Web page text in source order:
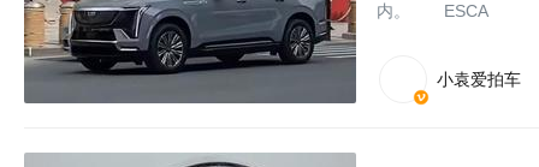
内。 ESCA
小袁爱拍车